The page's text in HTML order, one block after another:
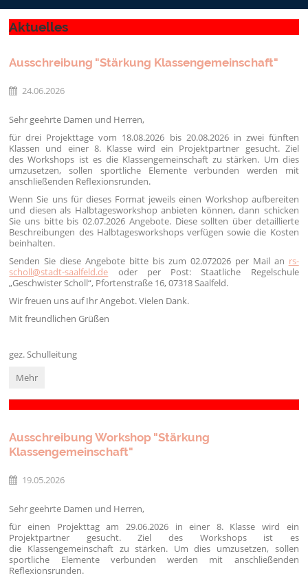
Aktuelles
Ausschreibung "Stärkung Klassengemeinschaft"
24.06.2026
Sehr geehrte Damen und Herren,
für drei Projekttage vom 18.08.2026 bis 20.08.2026 in zwei fünften
Klassen und einer 8. Klasse wird ein Projektpartner gesucht. Ziel
des Workshops ist es die Klassengemeinschaft zu stärken. Um dies
umzusetzen, sollen sportliche Elemente verbunden werden mit
anschließenden Reflexionsrunden.
Wenn Sie uns für dieses Format jeweils einen Workshop aufbereiten
und diesen als Halbtagesworkshop anbieten können, dann schicken
Sie uns bitte bis 02.07.2026 Angebote. Diese sollten über detaillierte
Beschreibungen des Halbtagesworkshops verfügen sowie die Kosten
beinhalten.
Senden Sie diese Angebote bitte bis zum 02.072026 per Mail an rs-
scholl@stadt-saalfeld.de oder per Post: Staatliche Regelschule
„Geschwister Scholl“, Pfortenstraße 16, 07318 Saalfeld.
Wir freuen uns auf Ihr Angebot. Vielen Dank.
Mit freundlichen Grüßen
gez. Schulleitung
Ausschreibung
Klassengemeinschaft":
Mehr
Ausschreibung Workshop "Stärkung
Klassengemeinschaft"
19.05.2026
Sehr geehrte Damen und Herren,
für einen Projekttag am 29.06.2026 in einer 8. Klasse wird ein
Projektpartner gesucht. Ziel des Workshops ist es
die Klassengemeinschaft zu stärken. Um dies umzusetzen, sollen
sportliche Elemente verbunden werden mit anschließenden
Reflexionsrunden.